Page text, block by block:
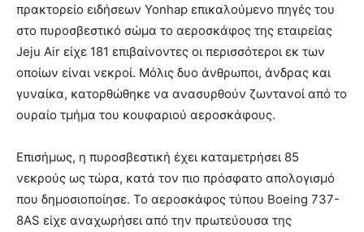
πρακτορείο ειδήσεων Yonhap επικαλούμενο πηγές του
στο πυροσβεστικό σώμα το αεροσκάφος της εταιρείας
Jeju Air είχε 181 επιβαίνοντες οι περισσότεροι εκ των
οποίων είναι νεκροί. Μόλις δυο άνθρωποι, άνδρας και
γυναίκα, κατορθώθηκε να ανασυρθούν ζωντανοί από το
ουραίο τμήμα του κουφαριού αεροσκάφους.
Επισήμως, η πυροσβεστική έχει καταμετρήσει 85
νεκρούς ως τώρα, κατά τον πιο πρόσφατο απολογισμό
που δημοσιοποίησε. Το αεροσκάφος τύπου Boeing 737-
8AS είχε αναχωρήσει από την πρωτεύουσα της